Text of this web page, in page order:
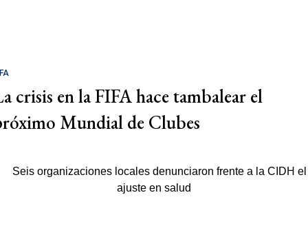
crisis en la FIFA hace tambalear el
Mundial de Clubes